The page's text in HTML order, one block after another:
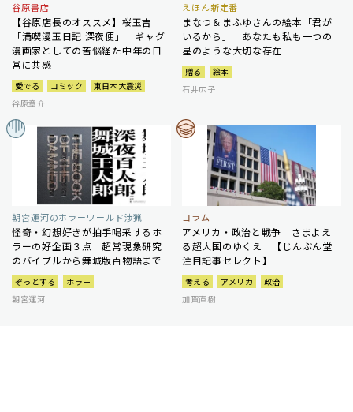
谷原書店
【谷原店長のオススメ】桜玉吉
「満喫漫玉日記 深夜便」 ギャグ
漫画家としての苦悩経た中年の日
常に共感
愛でる コミック
東日本大震災
谷原章介
えほん新定番
まなつ＆まふゆさんの絵本「君が
いるから」 あなたも私も一つの
星のような大切な存在
贈る
絵本
石井広子
朝宮運河のホラーワールド渉猟
怪奇・幻想好きが拍手喝采するホ
ラーの好企画３点 超常現象研究
のバイブルから舞城版百物語まで
ぞっとする
ホラー
朝宮運河
コラム
アメリカ・政治と戦争 さまよえ
る超大国のゆくえ 【じんぶん堂
注目記事セレクト】
考える アメリカ
政治
加賀直樹